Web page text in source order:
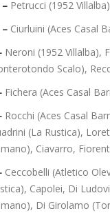
– Petrucci (1952
– Ciurluini (Aces Casal
Neroni (1952 Villalba),
Scalo),
Fichera (Aces Casal
Rocchi (Aces Casal
(La Rustica),
Ciavarro,
Ceccobelli (Atletico
Capolei, Di
Di Girolamo